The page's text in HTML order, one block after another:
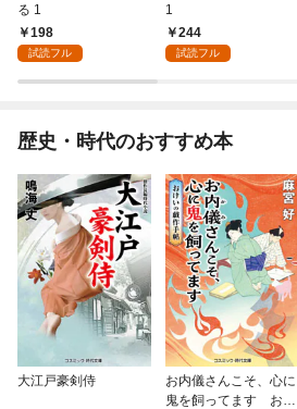
る 1
198
試読フル
1
244
試読フル
歴史・時代のおすすめ本
大江戸豪剣侍
お内儀さんこそ、心に
鬼を飼ってます おけ